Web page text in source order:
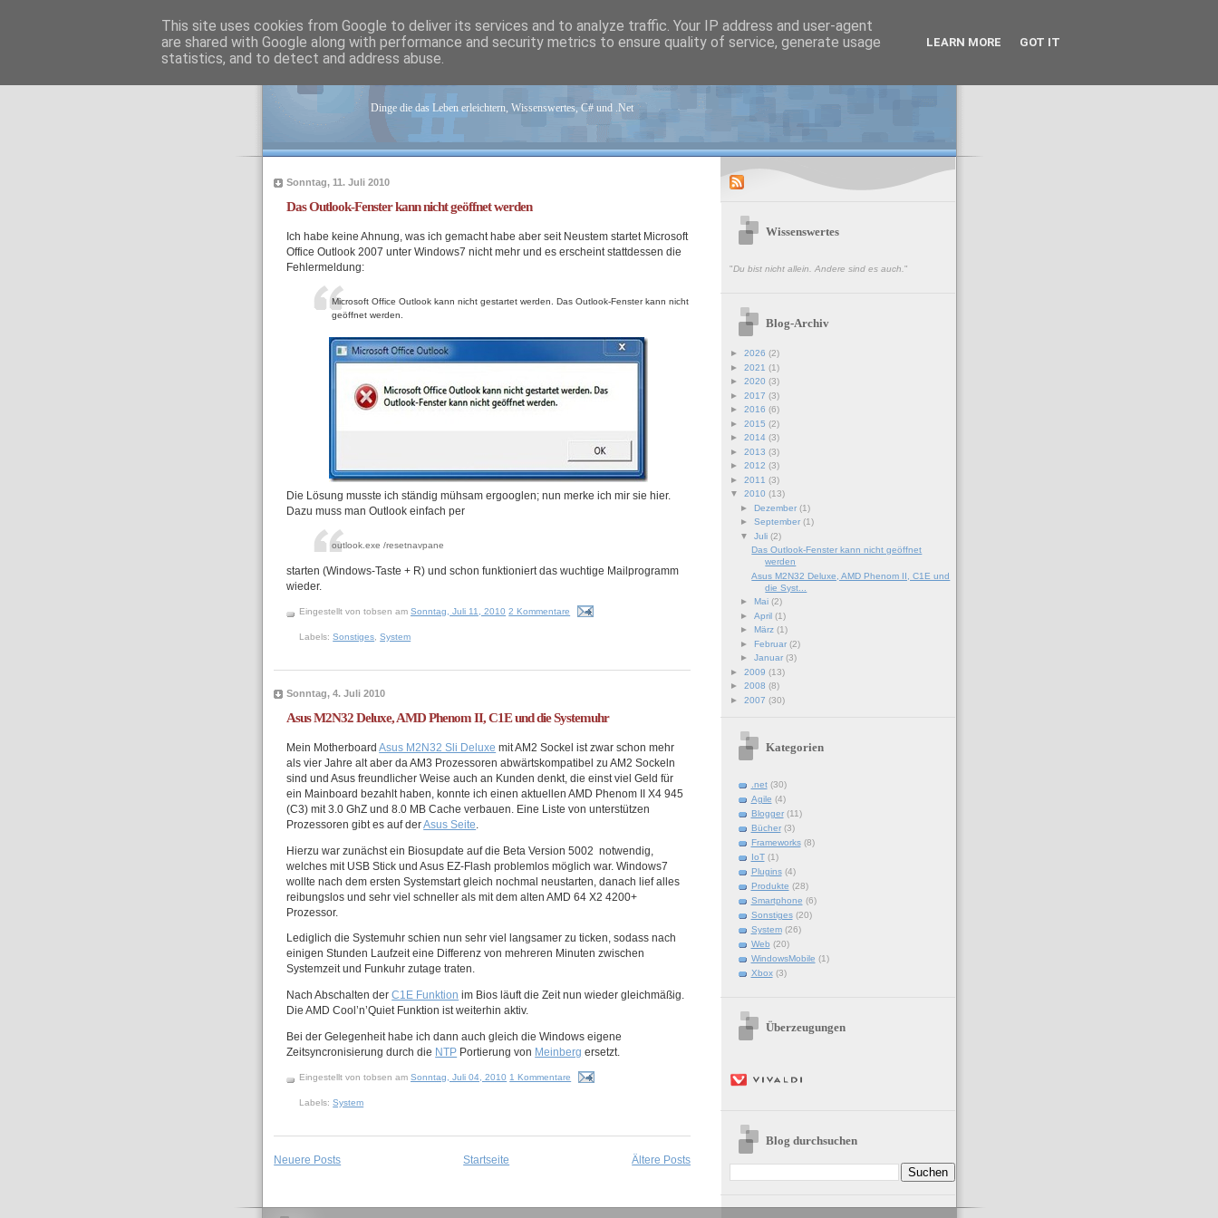
Dinge die das Leben erleichtern, Wissenswertes, C# und .Net
Sonntag, 11. Juli 2010
Das Outlook-Fenster kann nicht geöffnet werden
Ich habe keine Ahnung, was ich gemacht habe aber seit Neustem startet Microsoft
Office Outlook 2007 unter Windows7 nicht mehr und es erscheint stattdessen die
Fehlermeldung:
Microsoft Office Outlook kann nicht gestartet werden. Das Outlook-Fenster kann nicht
geöffnet werden.
Die Lösung musste ich ständig mühsam ergooglen; nun merke ich mir sie hier.
Dazu muss man Outlook einfach per
outlook.exe /resetnavpane
starten (Windows-Taste + R) und schon funktioniert das wuchtige Mailprogramm
wieder.
Eingestellt vontobsen amSonntag, Juli 11, 2010 2 Kommentare
Labels:Sonstiges ,System
Sonntag, 4. Juli 2010
Asus M2N32 Deluxe, AMD Phenom II, C1E und die Systemuhr
Mein MotherboardAsus M2N32 Sli Deluxe mit AM2 Sockel ist zwar schon mehr
als vier Jahre alt aber da AM3 Prozessoren abwärtskompatibel zu AM2 Sockeln
sind und Asus freundlicher Weise auch an Kunden denkt, die einst viel Geld für
ein Mainboard bezahlt haben, konnte ich einen aktuellen AMD Phenom II X4 945
(C3) mit 3.0 GhZ und 8.0 MB Cache verbauen. Eine Liste von unterstützen
Prozessoren gibt es auf derAsus Seite
Hierzu war zunächst ein Biosupdate auf die Beta Version 5002 notwendig,
welches mit USB Stick und Asus EZ-Flash problemlos möglich war. Windows7
wollte nach dem ersten Systemstart gleich nochmal neustarten, danach lief alles
reibungslos und sehr viel schneller als mit dem alten AMD 64 X2 4200+
Prozessor.
Lediglich die Systemuhr schien nun sehr viel langsamer zu ticken, sodass nach
einigen Stunden Laufzeit eine Differenz von mehreren Minuten zwischen
Systemzeit und Funkuhr zutage traten.
Nach Abschalten derC1E Funktion im Bios läuft die Zeit nun wieder gleichmäßig.
Die AMD Cool’n’Quiet Funktion ist weiterhin aktiv.
Bei der Gelegenheit habe ich dann auch gleich die Windows eigene
Zeitsyncronisierung durch die NTP Portierung von Meinberg ersetzt.
Eingestellt vontobsen amSonntag, Juli 04, 2010 1 Kommentare
Labels:System
Neuere Posts Ältere Posts
Startseite
Wissenswertes
"Du bist nicht allein. Andere sind es auch. "
Blog-Archiv
► 2026 (2)
► 2021 (1)
► 2020 (3)
► 2017 (3)
► 2016 (6)
► 2015 (2)
► 2014 (3)
► 2013 (3)
► 2012 (3)
► 2011 (3)
▼ 2010 (13)
►Dezember(1)
►September(1)
▼Juli(2)
Das Outlook-Fenster kann nicht geöffnet
werden
Asus M2N32 Deluxe, AMD Phenom II, C1E und
die Syst...
►Mai(2)
►April(1)
►März(1)
►Februar(2)
►Januar(3)
► 2009 (13)
► 2008 (8)
► 2007 (30)
Kategorien
.net (30)
Agile (4)
Blogger (11)
Bücher (3)
Frameworks (8)
IoT (1)
Plugins (4)
Produkte (28)
Smartphone (6)
Sonstiges (20)
System (26)
Web (20)
WindowsMobile (1)
Xbox (3)
Überzeugungen
Blog durchsuchen
This site uses cookies from Google to deliver its services and to analyze traffic. Your IP address and user-agent
are shared with Google along with performance and security metrics to ensure quality of service, generate usage
statistics, and to detect and address abuse.
LEARN MORE GOT IT